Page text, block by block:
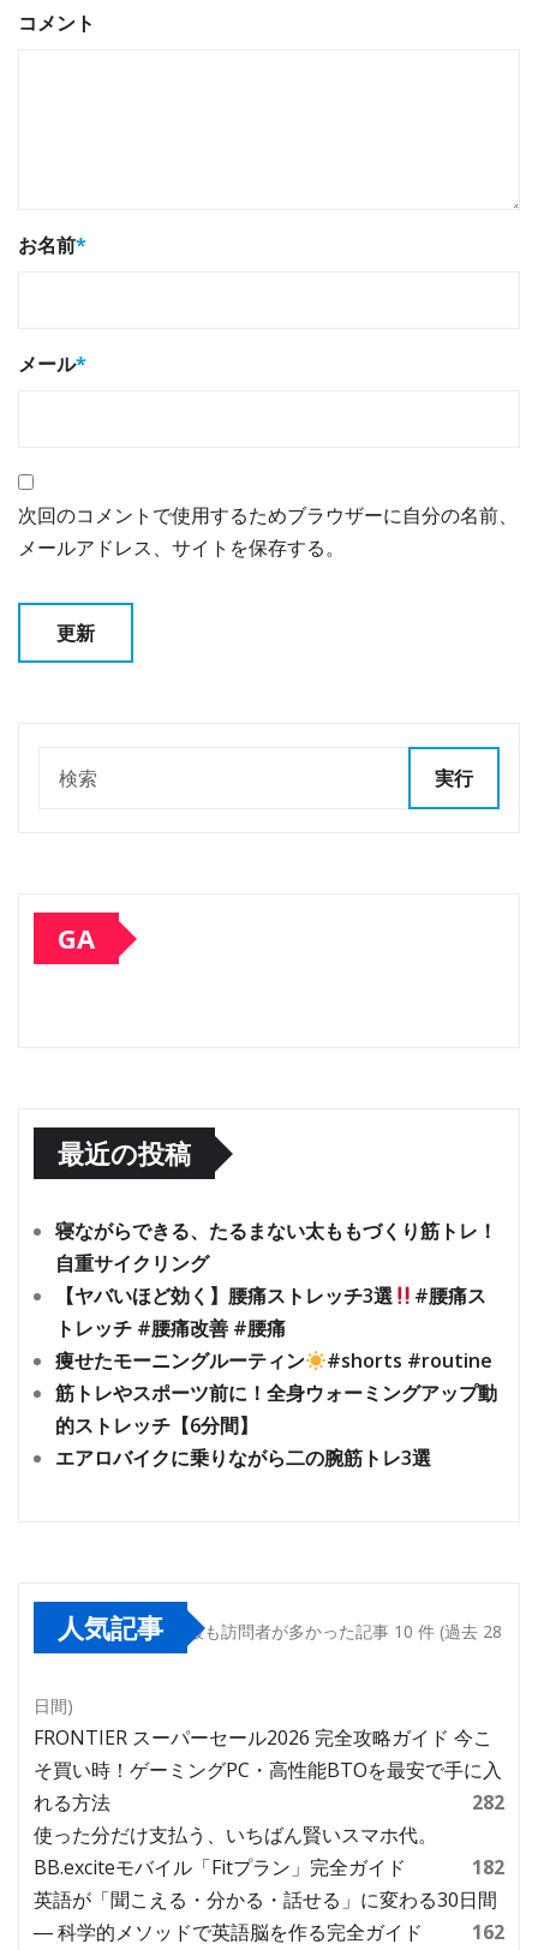
コメント
お名前*
メール*
次回のコメントで使用するためブラウザーに自分の名前、
メールアドレス、サイトを保存する。
実行
GA
最近の投稿
寝ながらできる、たるまない太ももづくり筋トレ！
自重サイクリング
【ヤバいほど効く】腰痛ストレッチ3選
#腰痛ス
トレッチ #腰痛改善 #腰痛
痩せたモーニングルーティン
#shorts #routine
筋トレやスポーツ前に！全身ウォーミングアップ動
的ストレッチ【6分間】
エアロバイクに乗りながら二の腕筋トレ3選
人気記事 最も訪問者が多かった記事 10 件 (過去 28
日間)
FRONTIER スーパーセール2026 完全攻略ガイド 今こ
そ買い時！ゲーミングPC・高性能BTOを最安で手に入
れる方法
282
使った分だけ支払う、いちばん賢いスマホ代。
BB.exciteモバイル「Fitプラン」完全ガイド
182
英語が「聞こえる・分かる・話せる」に変わる30日間
― 科学的メソッドで英語脳を作る完全ガイド
162